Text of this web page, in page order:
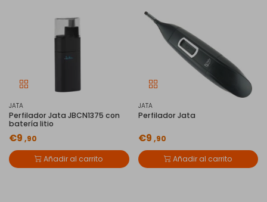
JATA
Perfilador Jata JBCN1375 con
batería litio
€9 ,90
Añadir al carrito
JATA
Perfilador Jata
€9 ,90
Añadir al carrito